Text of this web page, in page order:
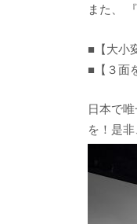
また、
■【大小
■【３面
日本で
を！是非